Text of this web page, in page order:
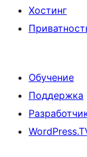
Хостинг
Обучение
Поддержка